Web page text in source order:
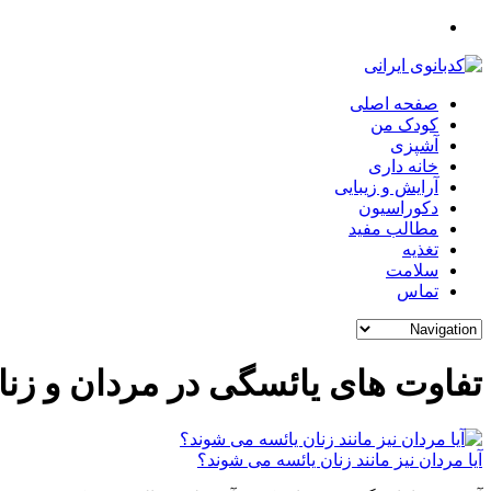
صفحه اصلی
کودک من
آشپزی
خانه داری
آرایش و زیبایی
دکوراسیون
مطالب مفید
تغذیه
سلامت
تماس
تفاوت های یائسگی در مردان و
آیا مردان نیز مانند زنان یائسه می شوند؟